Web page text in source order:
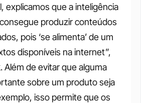
explicamos que a inteligência
produzir conteúdos
pois ‘se alimenta’ de um
disponíveis na internet”,
Além de evitar que alguma
sobre um produto seja
isso permite que os